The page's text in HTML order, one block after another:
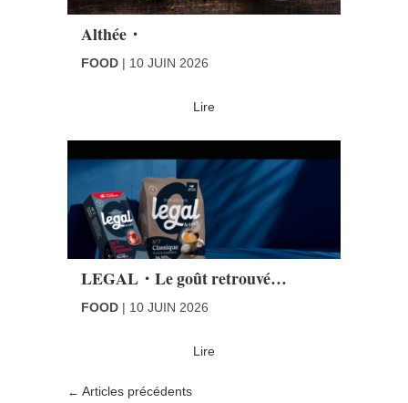
Althée・
FOOD 10 JUIN 2026
Lire
LEGAL・Le goût retrouvé…
FOOD 10 JUIN 2026
Lire
← Articles précédents